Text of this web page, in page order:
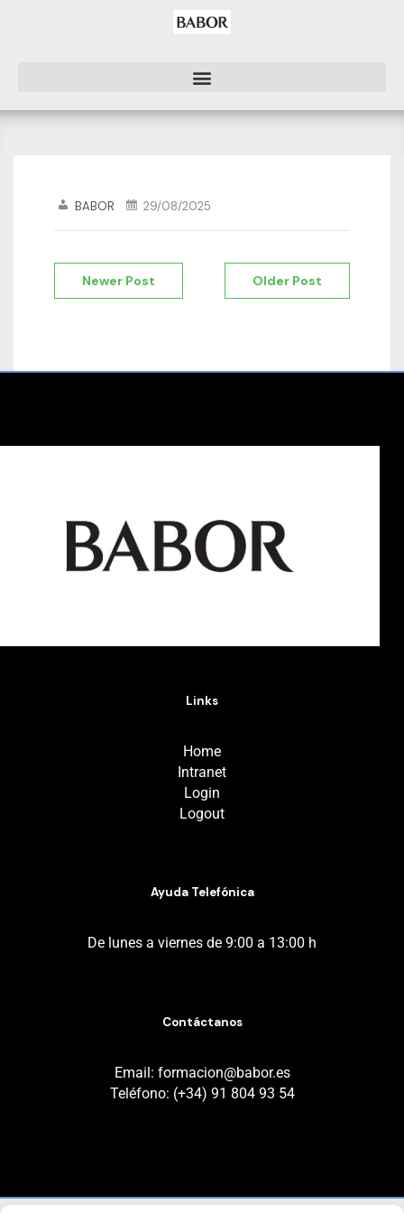
BABOR 29/08/2025
Newer Post Older Post
Links
Home
Intranet
Login
Logout
Ayuda Telefónica
De lunes a viernes de 9:00 a 13:00 h
Contáctanos
Email: formacion@babor.es
Teléfono: (+34) 91 804 93 54